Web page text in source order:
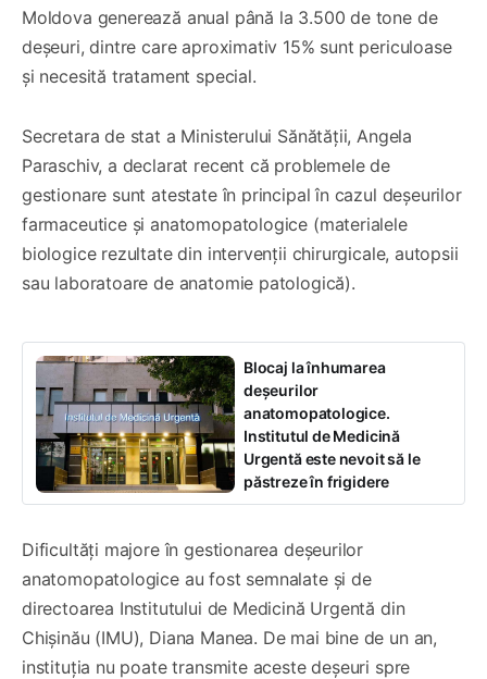
Moldova generează anual până la 3.500 de tone de
deșeuri, dintre care aproximativ 15% sunt periculoase
și necesită tratament special.
Secretara de stat a Ministerului Sănătății, Angela
Paraschiv, a declarat recent că problemele de
gestionare sunt atestate în principal în cazul deșeurilor
farmaceutice și anatomopatologice (materialele
biologice rezultate din intervenții chirurgicale, autopsii
sau laboratoare de anatomie patologică).
Blocaj la înhumarea
deșeurilor
anatomopatologice.
Institutul de Medicină
Urgentă este nevoit să le
păstreze în frigidere
Dificultăți majore în gestionarea deșeurilor
anatomopatologice au fost semnalate și de
directoarea Institutului de Medicină Urgentă din
Chișinău (IMU), Diana Manea. De mai bine de un an,
instituția nu poate transmite aceste deșeuri spre